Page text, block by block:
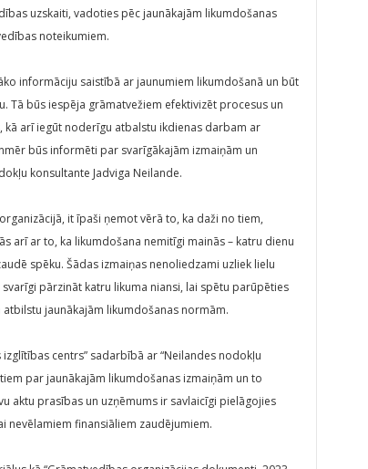
uzskaiti, vadoties pēc jaunākajām likumdošanas
noteikumiem.
informāciju saistībā ar jaunumiem likumdošanā un būt
būs iespēja grāmatvežiem efektivizēt procesus un
kā arī iegūt noderīgu atbalstu ikdienas darbam ar
būs informēti par svarīgākajām izmaiņām un
konsultante Jadviga Neilande.
it īpaši ņemot vērā to, ka daži no tiem,
arī ar to, ka likumdošana nemitīgi mainās – katru dienu
spēku. Šādas izmaiņas nenoliedzami uzliek lielu
pārzināt katru likuma niansi, lai spētu parūpēties
jaunākajām likumdošanas normām.
centrs” sadarbībā ar “Neilandes nodokļu
par jaunākajām likumdošanas izmaiņām un to
aktu prasības un uzņēmums ir savlaicīgi pielāgojies
nevēlamiem finansiāliem zaudējumiem.